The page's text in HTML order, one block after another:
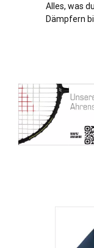
Alles, was
Dämpfern